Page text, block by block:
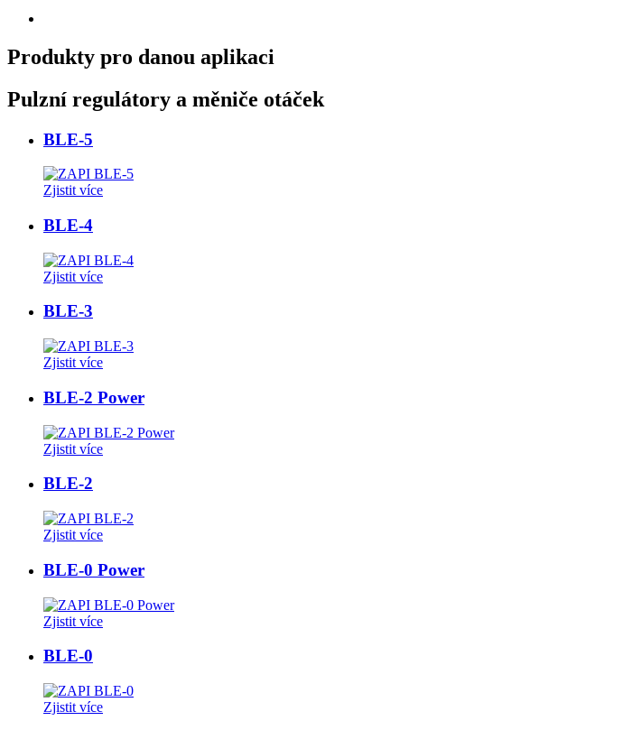
Produkty pro danou aplikaci
Pulzní regulátory a měniče otáček
BLE-5
Zjistit více
BLE-4
Zjistit více
BLE-3
Zjistit více
BLE-2 Power
Zjistit více
BLE-2
Zjistit více
BLE-0 Power
Zjistit více
BLE-0
Zjistit více